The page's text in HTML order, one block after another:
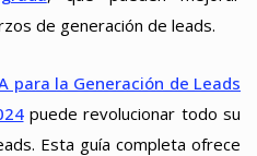
de generación de leads.
para la Generación de Leads
puede revolucionar todo su
Esta guía completa ofrece